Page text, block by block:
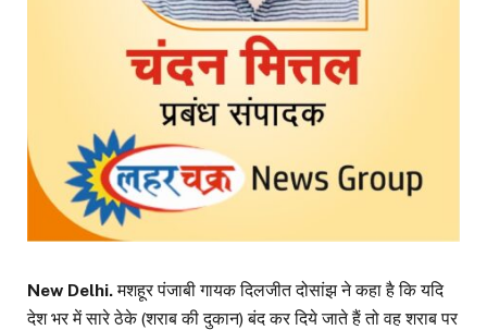
New Delhi.मशहूर पंजाबी गायक दिलजीत दोसांझ ने कहा है कि यदि
देश भर में सारे ठेके (शराब की दुकान) बंद कर दिये जाते हैं तो वह शराब पर